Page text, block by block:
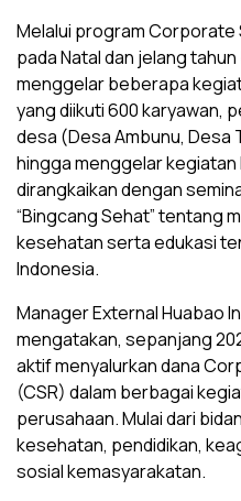
‎Melalui program Corporate
pada Natal dan jelang
menggelar beberapa
yang diikuti 600 karyawan,
desa (Desa Ambunu, Desa
hingga menggelar kegiatan
dirangkaikan dengan
“Bingcang Sehat” tentang
kesehatan serta edukasi
Indonesia.
‎Manager External Huabao
mengatakan, sepanjang
aktif menyalurkan dana
(CSR) dalam berbagai
perusahaan. Mulai dari
kesehatan, pendidikan,
sosial kemasyarakatan.